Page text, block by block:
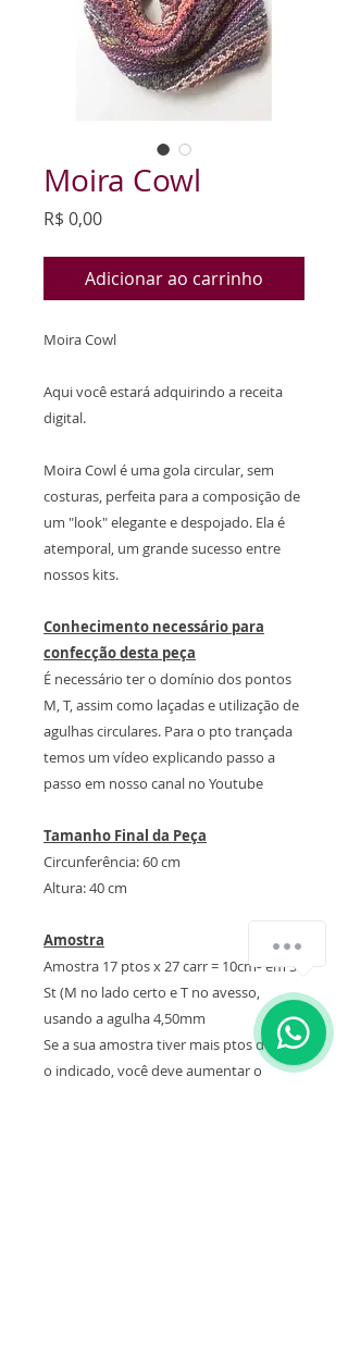
Moira Cowl
R$ 0,00Preço
Adicionar ao carrinho
Moira Cowl
Aqui você estará adquirindo a receita
digital.
Moira Cowl é uma gola circular, sem
costuras, perfeita para a composição de
um "look" elegante e despojado. Ela é
atemporal, um grande sucesso entre
nossos kits.
Conhecimento necessário para
confecção desta peça
É necessário ter o domínio dos pontos
M, T, assim como laçadas e utilização de
agulhas circulares. Para o pto trançada
temos um vídeo explicando passo a
passo em nosso canal no Youtube
Tamanho Final da Peça
Circunferência: 60 cm
Altura: 40 cm
Amostra
Amostra 17 ptos x 27 carr = 10cm² em St
St (M no lado certo e T no avesso,
usando a agulha 4,50mm
Se a sua amostra tiver mais ptos do que
o indicado, você deve aumentar o